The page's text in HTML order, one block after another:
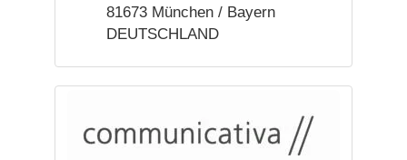
81673 München / Bayern
DEUTSCHLAND